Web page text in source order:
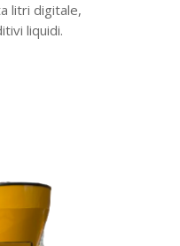
litri digitale,
liquidi.